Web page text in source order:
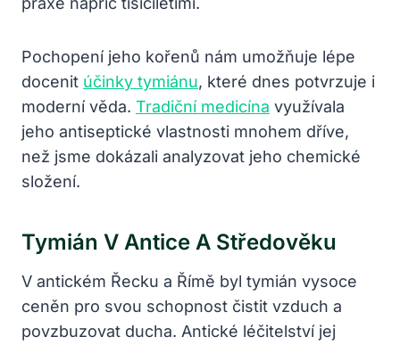
Pochopení jeho kořenů nám umožňuje lépe
docenit účinky tymiánu, které dnes potvrzuje i
moderní věda. Tradiční medicína využívala
jeho antiseptické vlastnosti mnohem dříve,
než jsme dokázali analyzovat jeho chemické
složení.
Tymián V Antice A Středověku
V antickém Řecku a Římě byl tymián vysoce
ceněn pro svou schopnost čistit vzduch a
povzbuzovat ducha. Antické léčitelství jej